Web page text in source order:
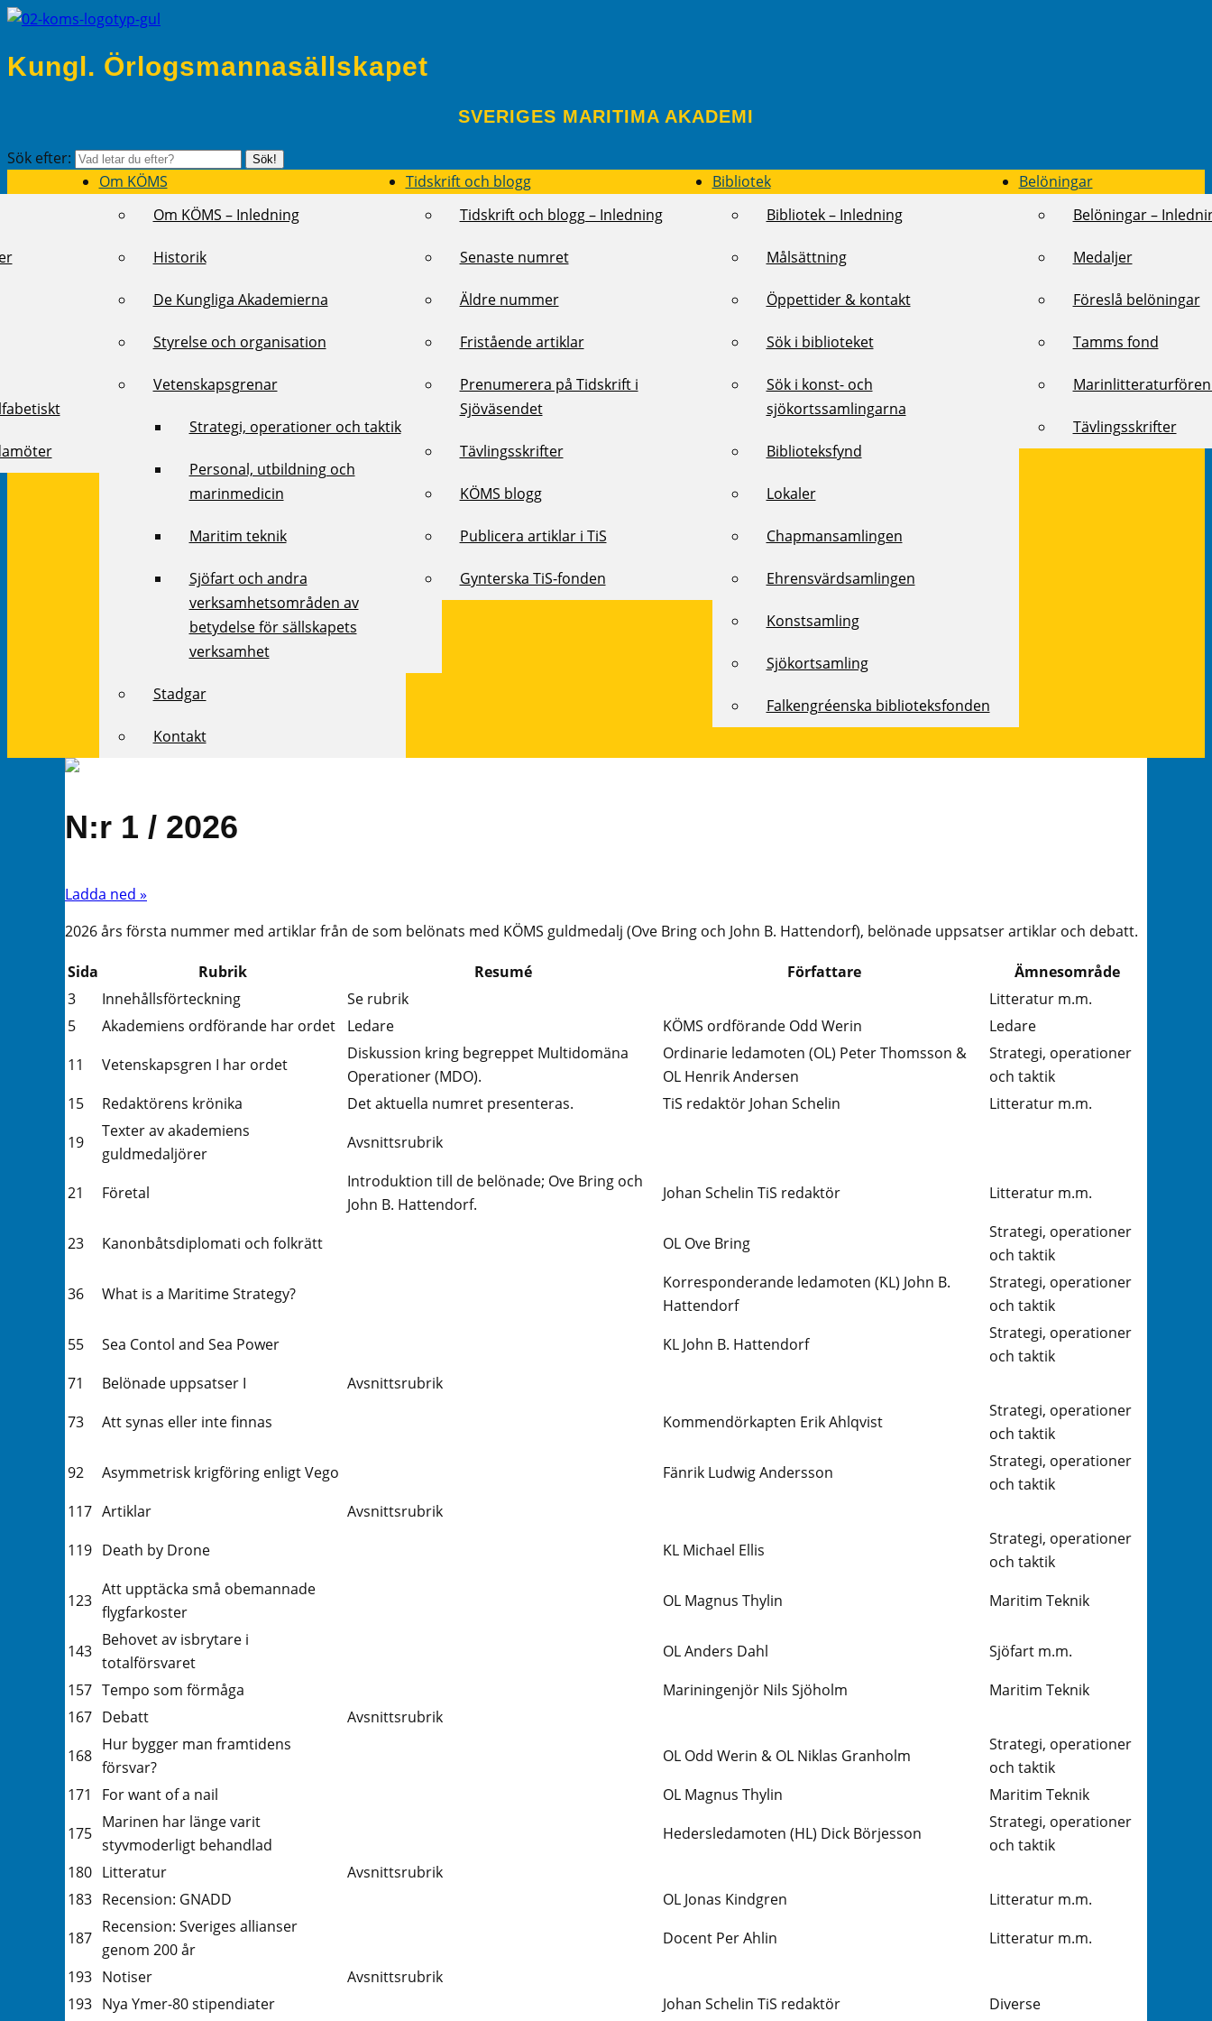
Kungl. Örlogsmannasällskapet
SVERIGES MARITIMA AKADEMI
Sök efter: Sök!
Om KÖMS
Om KÖMS – Inledning
Historik
De Kungliga Akademierna
Styrelse och organisation
Vetenskapsgrenar
Strategi, operationer och taktik
Personal, utbildning och
marinmedicin
Maritim teknik
Sjöfart och andra
verksamhetsområden av
betydelse för sällskapets
verksamhet
Stadgar
Kontakt
Tidskrift och blogg
Tidskrift och blogg – Inledning
Senaste numret
Äldre nummer
Fristående artiklar
Prenumerera på Tidskrift i
Sjöväsendet
Tävlingsskrifter
KÖMS blogg
Publicera artiklar i TiS
Gynterska TiS-fonden
Bibliotek
Bibliotek – Inledning
Målsättning
Öppettider & kontakt
Sök i biblioteket
Sök i konst- och
sjökortssamlingarna
Biblioteksfynd
Lokaler
Chapmansamlingen
Ehrensvärdsamlingen
Konstsamling
Sjökortsamling
Falkengréenska biblioteksfonden
Belöningar
Belöningar –
Medaljer
Föreslå belöningar
Tamms fond
Tävlingsskrifter
N:r 1 / 2026
Ladda ned »
2026 års första nummer med artiklar från de som belönats med KÖMS guldmedalj (Ove Bring och John B. Hattendorf), belönade uppsatser artiklar och debatt.
Sida Rubrik Resumé Författare
Ämnesområde
3
Innehållsförteckning Se rubrik
Litteratur m.m.
5
Akademiens ordförande har ordet Ledare KÖMS ordförande Odd Werin
Ledare
11
Vetenskapsgren I har ordet
Diskussion kring begreppet Multidomäna
Operationer (MDO).
Ordinarie ledamoten (OL) Peter Thomsson &
OL Henrik Andersen
Strategi, operationer
och taktik
15
Redaktörens krönika Det aktuella numret presenteras. TiS redaktör Johan Schelin
Litteratur m.m.
19
Texter av akademiens
guldmedaljörer
Avsnittsrubrik
21 Företal
Introduktion till de belönade; Ove Bring och
John B. Hattendorf.
Johan Schelin TiS redaktör Litteratur m.m.
23 Kanonbåtsdiplomati och folkrätt OL Ove Bring
Strategi, operationer
och taktik
36
What is a Maritime Strategy?
Korresponderande ledamoten (KL) John B.
Hattendorf
Strategi, operationer
och taktik
55
Sea Contol and Sea Power KL John B. Hattendorf
Strategi, operationer
och taktik
71
Belönade uppsatser I
Avsnittsrubrik
73
Att synas eller inte finnas Kommendörkapten Erik Ahlqvist
Strategi, operationer
och taktik
92
Asymmetrisk krigföring enligt Vego Fänrik Ludwig Andersson
Strategi, operationer
och taktik
117 Artiklar
Avsnittsrubrik
119 Death by Drone KL Michael Ellis
Strategi, operationer
och taktik
123
Att upptäcka små obemannade
flygfarkoster
OL Magnus Thylin Maritim Teknik
143
Behovet av isbrytare i
totalförsvaret
OL Anders Dahl
Sjöfart m.m.
157 Tempo som förmåga Mariningenjör Nils Sjöholm
Maritim Teknik
167 Debatt
Avsnittsrubrik
168
Hur bygger man framtidens
försvar?
OL Odd Werin & OL Niklas Granholm
Strategi, operationer
och taktik
171
For want of a nail OL Magnus Thylin
Maritim Teknik
175
Marinen har länge varit
styvmoderligt behandlad
Hedersledamoten (HL) Dick Börjesson
Strategi, operationer
och taktik
180 Litteratur
Avsnittsrubrik
183 Recension: GNADD OL Jonas Kindgren
Litteratur m.m.
187
Recension: Sveriges allianser
genom 200 år
Docent Per Ahlin
Litteratur m.m.
193 Notiser
Avsnittsrubrik
193 Nya Ymer-80 stipendiater Johan Schelin TiS redaktör
Diverse